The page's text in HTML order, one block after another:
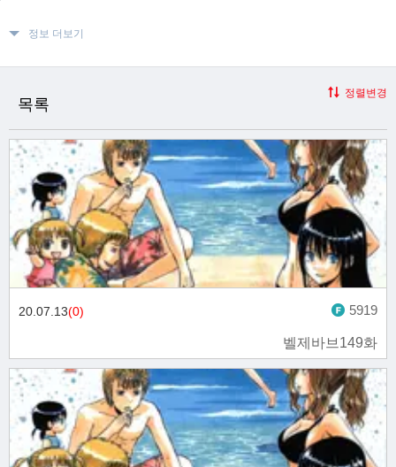
정보 더보기
목록
정렬변경
벨제바브149화
20.07.13(0) 5919